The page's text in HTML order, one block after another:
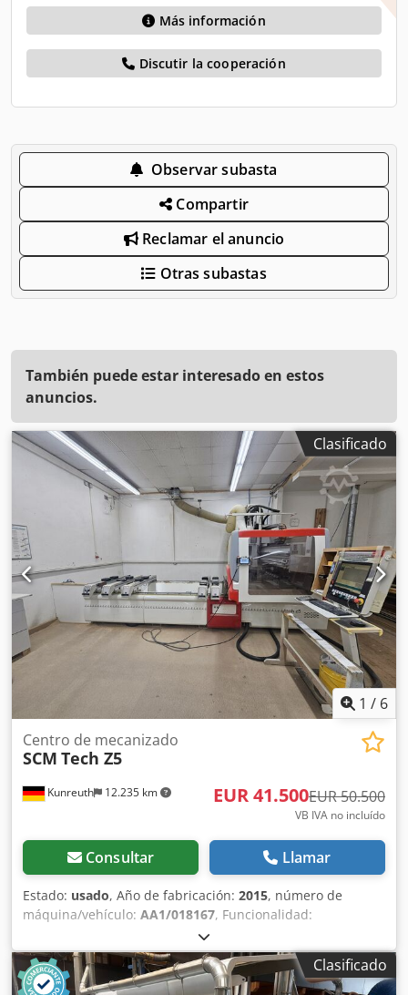
Más información
Discutir la cooperación
Observar subasta
Compartir
Reclamar el anuncio
Otras subastas
También puede estar interesado en estos
anuncios.
Clasificado
1 / 6
Kunreuth 12.235 km
Centro de mecanizado
SCM Tech Z5
EUR 41.500EUR 50.500
VB IVA no incluído
Consultar Llamar
Estado: usado, Año de fabricación: 2015, número de
máquina/vehículo: AA1/018167, Funcionalidad:
, horas de funcionamiento:
tensión de entrada:400 V, corriente de entrada:59 A,
longitud de la pieza (máx.):3.300 mm
, anchura de la pieza
(máx.):1.400 mm, altura de la pieza (máx.):180 mm,
Clasificado